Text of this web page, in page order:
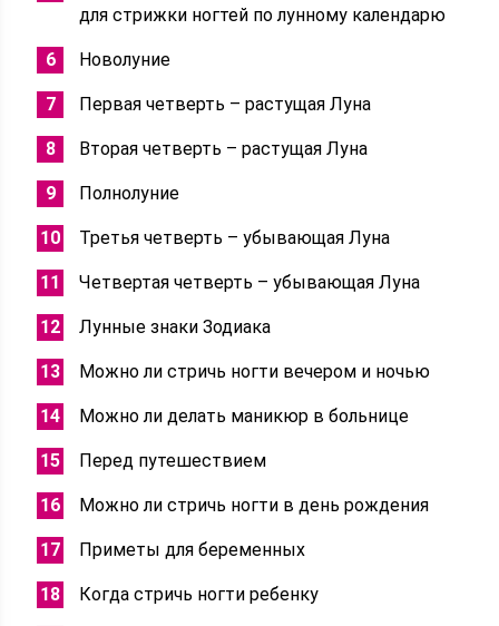
для стрижки ногтей по лунному календарю
Новолуние
Первая четверть – растущая Луна
Вторая четверть – растущая Луна
Полнолуние
Третья четверть – убывающая Луна
Четвертая четверть – убывающая Луна
Лунные знаки Зодиака
Можно ли стричь ногти вечером и ночью
Можно ли делать маникюр в больнице
Перед путешествием
Можно ли стричь ногти в день рождения
Приметы для беременных
Когда стричь ногти ребенку